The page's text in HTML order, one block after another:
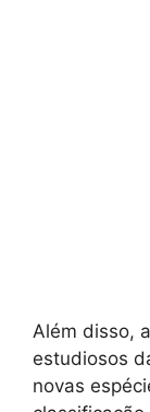
Além disso,
estudiosos
novas